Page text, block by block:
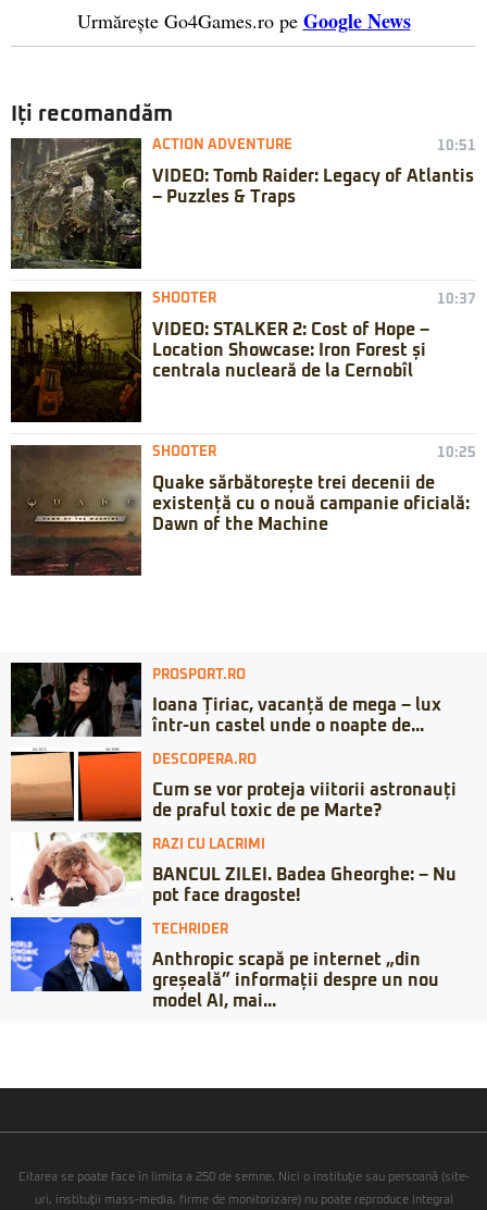
Urmărește Go4Games.ro pe Google News
Iți recomandăm
ACTION ADVENTURE 10:51
VIDEO: Tomb Raider: Legacy of Atlantis
– Puzzles & Traps
SHOOTER 10:37
VIDEO: STALKER 2: Cost of Hope –
Location Showcase: Iron Forest și
centrala nucleară de la Cernobîl
SHOOTER 10:25
Quake sărbătorește trei decenii de
existență cu o nouă campanie oficială:
Dawn of the Machine
PROSPORT.RO
Ioana Țiriac, vacanță de mega – lux
într-un castel unde o noapte de...
DESCOPERA.RO
Cum se vor proteja viitorii astronauți
de praful toxic de pe Marte?
RAZI CU LACRIMI
BANCUL ZILEI. Badea Gheorghe: – Nu
pot face dragoste!
TECHRIDER
Anthropic scapă pe internet „din
greșeală” informații despre un nou
model AI, mai...
Citarea se poate face în limita a 250 de semne. Nici o instituţie sau persoană (site-
uri, instituţii mass-media, firme de monitorizare) nu poate reproduce integral